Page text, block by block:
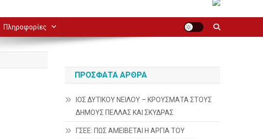
Πληροφορίες
ΠΡΌΣΦΑΤΑ ΆΡΘΡΑ
ΙΟΣ ΔΥΤΙΚΟΥ ΝΕΙΛΟΥ – ΚΡΟΥΣΜΑΤΑ ΣΤΟΥΣ
ΔΗΜΟΥΣ ΠΕΛΛΑΣ ΚΑΙ ΣΚΥΔΡΑΣ
ΓΣΕΕ: ΠΩΣ ΑΜΕΙΒΕΤΑΙ Η ΑΡΓΙΑ ΤΟΥ